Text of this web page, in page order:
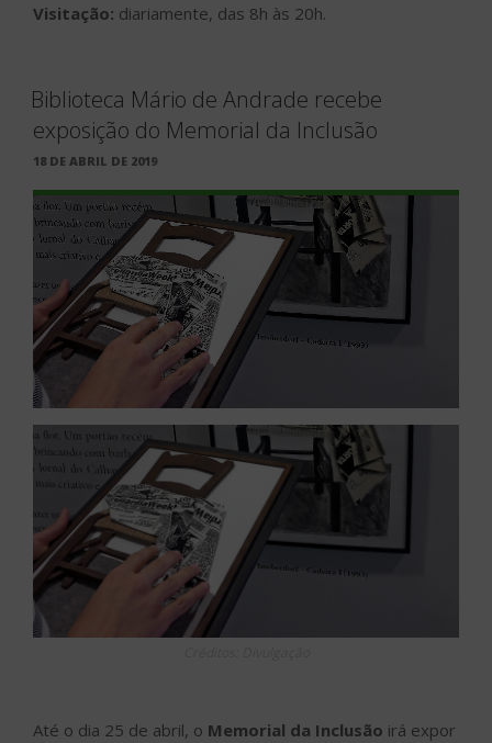
Visitação: diariamente, das 8h às 20h.
Biblioteca Mário de Andrade recebe
exposição do Memorial da Inclusão
PUBLICADO
18 DE ABRIL DE 2019
Até o dia 25 de abril, o Memorial da Inclusão irá expor